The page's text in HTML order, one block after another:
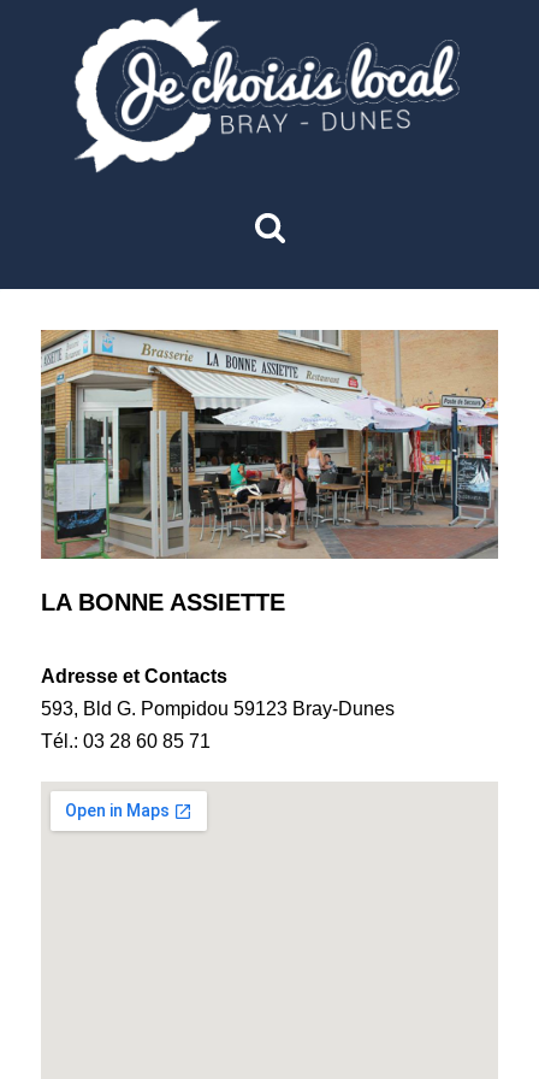
LA BONNE ASSIETTE
Adresse et Contacts
593, Bld G. Pompidou 59123 Bray-Dunes
Tél.: 03 28 60 85 71